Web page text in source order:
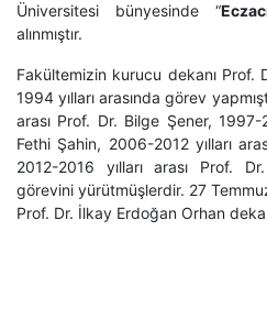
Üniversitesi bünyesinde “
alınmıştır.
Fakültemizin kurucu dekanı
1994 yılları arasında görev
arası Prof. Dr. Bilge Şener, 1997-
Fethi Şahin, 2006-2012 yılları
2012-2016 yılları arası Prof.
görevini yürütmüşlerdir. 27
Prof. Dr. İlkay Erdoğan Orhan